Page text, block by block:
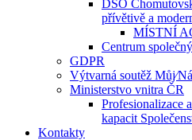
DSO
přívětivě a
MÍSTNÍ
Centrum
GDPR
Výtvarná soutěž
Ministerstvo vnitra ČR
Profesionalizace
kapacit
Kontakty